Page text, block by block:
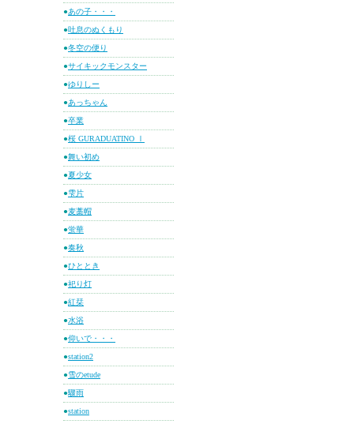
●あの子・・・
●吐息のぬくもり
●冬空の便り
●サイキックモンスター
●ゆりしー
●あっちゃん
●卒業
●桜 GURADUATINO Ⅰ
●舞い初め
●夏少女
●雫片
●麦藁帽
●蛍華
●奏秋
●ひととき
●祀り灯
●紅栞
●水浴
●仰いで・・・
●station2
●雪のetude
●驟雨
●station